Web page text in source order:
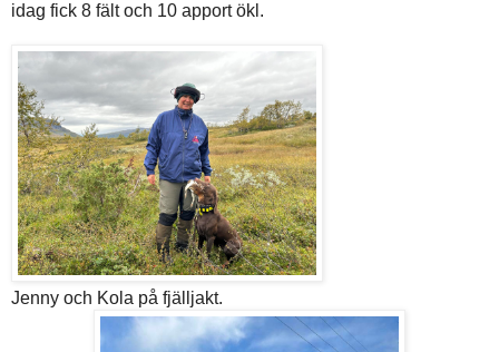
idag fick 8 fält och 10 apport ökl.
Jenny och Kola på fjälljakt.